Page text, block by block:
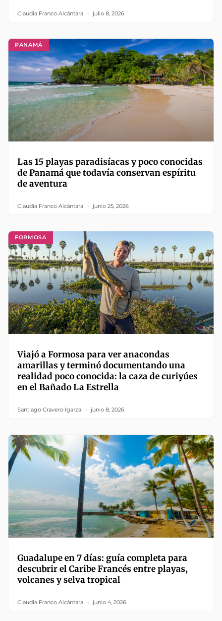
Claudia Franco Alcántara julio 8, 2026
PANAMÁ
Las 15 playas paradisíacas y poco conocidas
de Panamá que todavía conservan espíritu
de aventura
Claudia Franco Alcántara junio 25, 2026
FORMOSA
Viajó a Formosa para ver anacondas
amarillas y terminó documentando una
realidad poco conocida: la caza de curiyúes
en el Bañado La Estrella
Santiago Cravero Igarza junio 8, 2026
Guadalupe en 7 días: guía completa para
descubrir el Caribe Francés entre playas,
volcanes y selva tropical
Claudia Franco Alcántara junio 4, 2026